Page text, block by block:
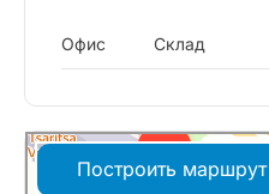
Офис Склад
Построить маршрут